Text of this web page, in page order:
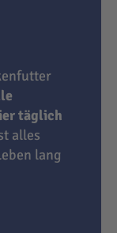
täglich
alles
lang